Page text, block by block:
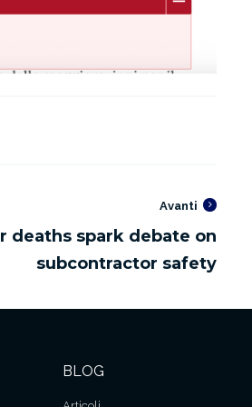
Avanti
BLOG